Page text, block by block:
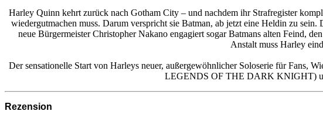
Harley Quinn kehrt zurück nach Gotham City – und nachdem ihr Strafregister
wiedergutmachen muss. Darum verspricht sie Batman, ab jetzt eine Heldin zu
neue Bürgermeister Christopher Nakano engagiert sogar Batmans alten Feind,
Anstalt muss Harley
Der sensationelle Start von Harleys neuer, außergewöhnlicher Soloserie für Fans,
LEGENDS OF THE DARK KNIGHT)
Rezension